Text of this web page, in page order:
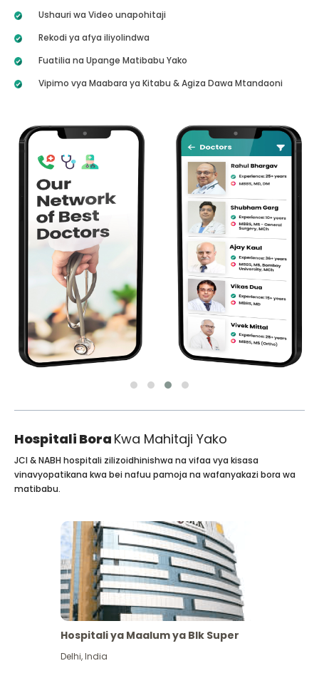
Ushauri wa Video unapohitaji
Rekodi ya afya iliyolindwa
Fuatilia na Upange Matibabu Yako
Vipimo vya Maabara ya Kitabu & Agiza Dawa Mtandaoni
Hospitali Bora Kwa Mahitaji Yako
JCI & NABH hospitali zilizoidhinishwa na vifaa vya kisasa
vinavyopatikana kwa bei nafuu pamoja na wafanyakazi bora wa
matibabu.
Hospitali ya Maalum ya Blk Super
Delhi,India